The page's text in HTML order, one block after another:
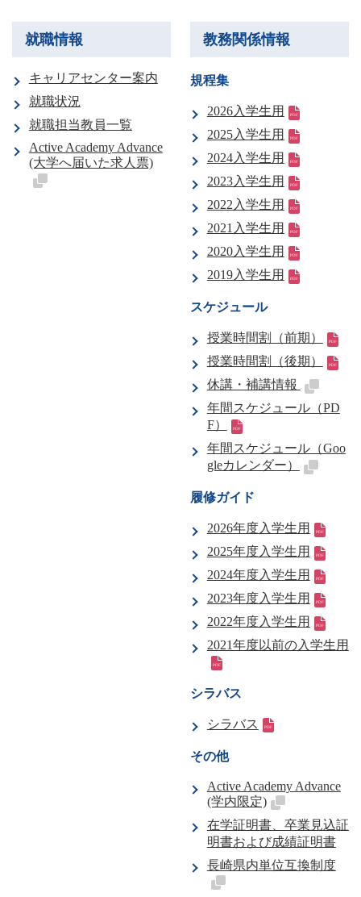
就職情報
キャリアセンター案内
就職状況
就職担当教員一覧
Active Academy Advance
(大学へ届いた求人票)
教務関係情報
規程集
2026入学生用
2025入学生用
2024入学生用
2023入学生用
2022入学生用
2021入学生用
2020入学生用
2019入学生用
スケジュール
授業時間割（前期）
授業時間割（後期）
休講・補講情報
年間スケジュール（PD
F）
年間スケジュール（Goo
gleカレンダー）
履修ガイド
2026年度入学生用
2025年度入学生用
2024年度入学生用
2023年度入学生用
2022年度入学生用
2021年度以前の入学生用
シラバス
シラバス
その他
Active Academy Advance
(学内限定)
在学証明書、卒業見込証
明書および成績証明書
長崎県内単位互換制度